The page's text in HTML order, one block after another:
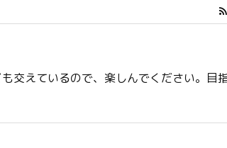
交えているので、楽しんでください。目